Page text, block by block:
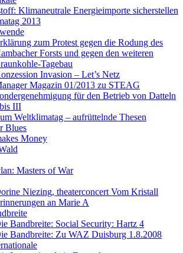
Klimaneutrale Energieimporte sicherstellen
2013
zum Protest gegen die Rodung des
Forsts und gegen den weiteren
Tagebau
Invasion – Let’s Netz
Magazin 01/2013 zu STEAG
für den Betrieb von Datteln
III
Weltklimatag – aufrüttelnde Thesen
Blues
Money
Masters of War
Niezing, theaterconcert Vom Kristall
an Marie A
Bandbreite: Social Security: Hartz 4
Bandbreite: Zu WAZ Duisburg 1.8.2008